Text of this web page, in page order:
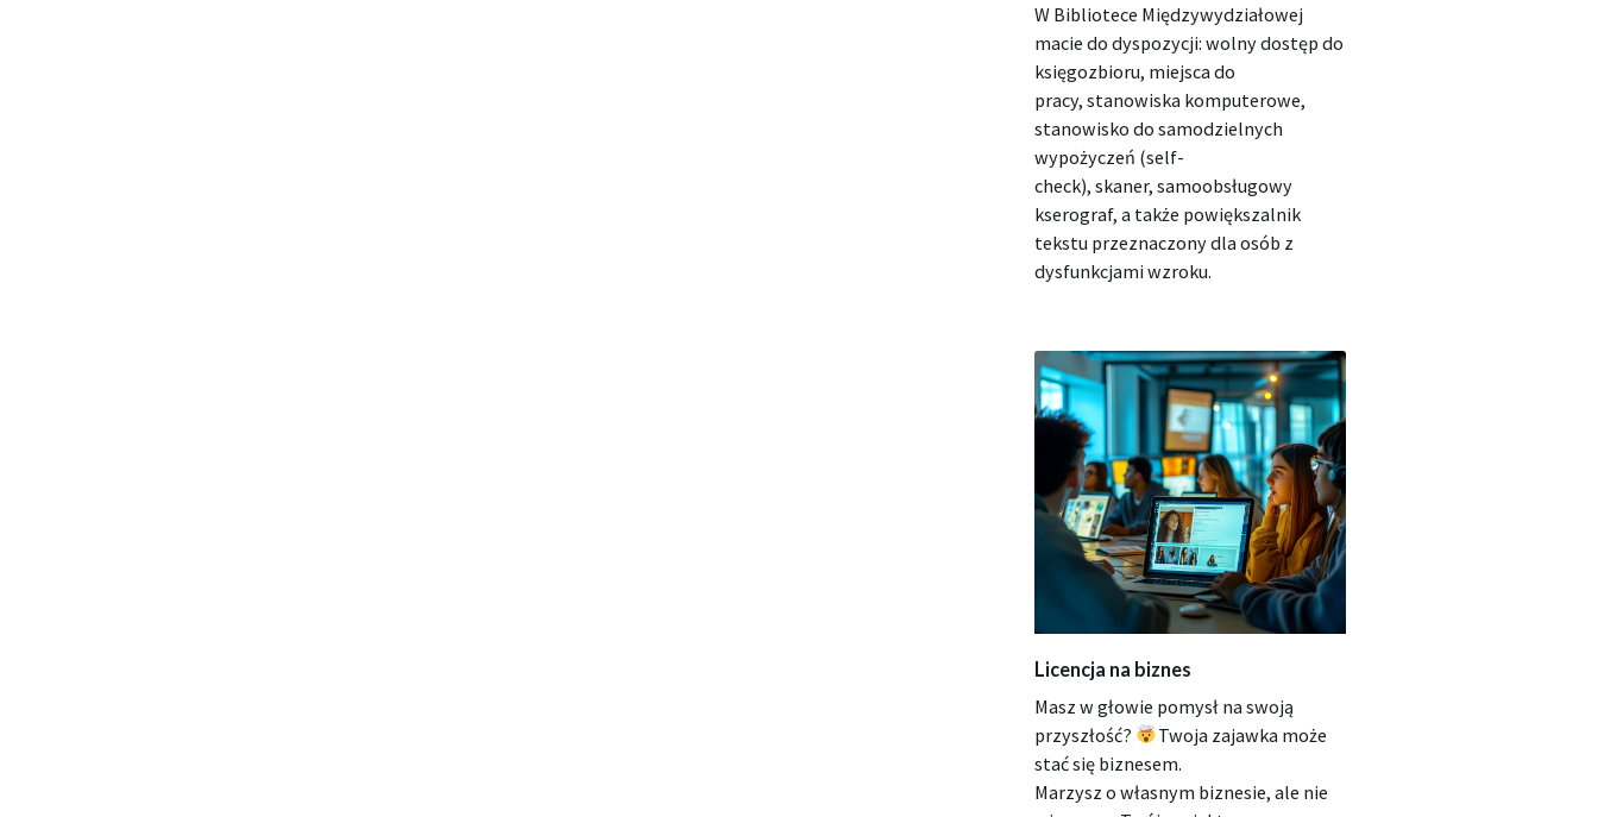
W Bibliotece Międzywydziałowej
macie do dyspozycji: wolny dostęp do
księgozbioru, miejsca do
pracy, stanowiska komputerowe,
stanowisko do samodzielnych
wypożyczeń (self-
check), skaner, samoobsługowy
kserograf, a także powiększalnik
tekstu przeznaczony dla osób z
dysfunkcjami wzroku.
Licencja na biznes
Masz w głowie pomysł na swoją
przyszłość?
Twoja zajawka może
stać się biznesem.
Marzysz o własnym biznesie, ale nie